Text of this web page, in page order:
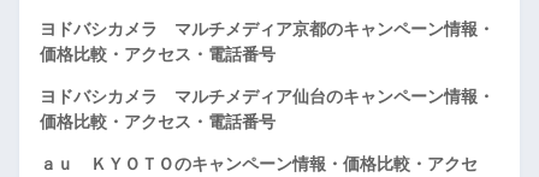
ヨドバシカメラ マルチメディア京都のキャンペーン情報・
価格比較・アクセス・電話番号
ヨドバシカメラ マルチメディア仙台のキャンペーン情報・
価格比較・アクセス・電話番号
ａｕ ＫＹＯＴＯのキャンペーン情報・価格比較・アクセ